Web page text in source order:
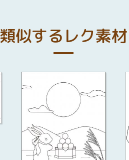
類似するレク素材